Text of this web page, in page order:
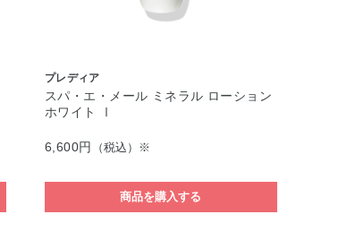
プレディア
スパ・エ・メール ミネラル ローション
ホワイト Ⅰ
6,600円 （税込）※
商品を購入する